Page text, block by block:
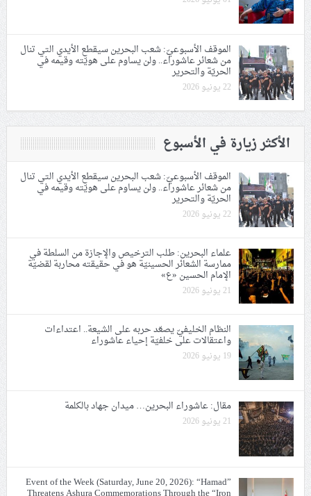
الموقف الأسبوعيّ: شعب البحرين سيقطع الأيدي التي تنال
من شعائر عاشوراء.. ولن يساوم على هويّته وقيمه في
الحريّة والتحرير
22 يونيو 2026
الأكثر زيارة في الأسبوع
الموقف الأسبوعيّ: شعب البحرين سيقطع الأيدي التي تنال
من شعائر عاشوراء.. ولن يساوم على هويّته وقيمه في
الحريّة والتحرير
22 يونيو 2026
علماء البحرين: طلب الترخيص والإجازة من السلطة في
ممارسة الشعائر الحسينيّة هو في حقيقته محاربة لقضيّة
الإمام الحسين «ع»
21 يونيو 2026
النظام الخليفيّ يصعّد حربه على الشيعة.. اعتداءات
واعتقالات على خلفيّة إحياء عاشوراء
19 يونيو 2026
مقال: عاشوراء البحرين… ميدان جهاد بالكلمة
21 يونيو 2026
Event of the Week (Saturday, June 20, 2026): “Hamad”